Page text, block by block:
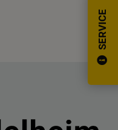
SERVICE